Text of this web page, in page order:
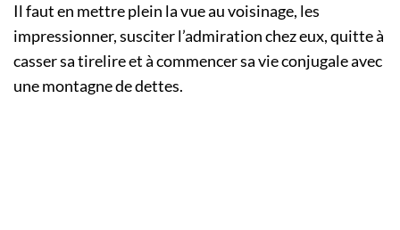
Il faut en mettre plein la vue au voisinage, les
impressionner, susciter l’admiration chez eux, quitte à
casser sa tirelire et à commencer sa vie conjugale avec
une montagne de dettes.